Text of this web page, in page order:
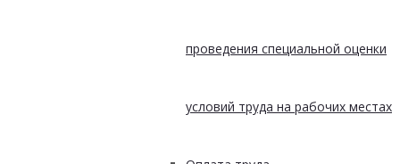
проведения специальной оценки
условий труда на рабочих местах